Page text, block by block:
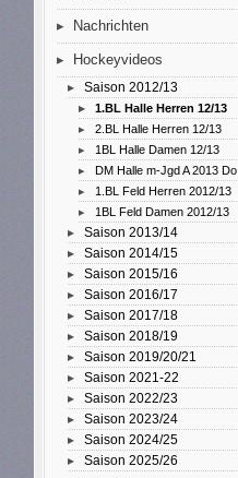
Nachrichten
Hockeyvideos
Saison 2012/13
1.BL Halle Herren 12/13
2.BL Halle Herren 12/13
1BL Halle Damen 12/13
DM Halle m-Jgd A 2013 Do
1.BL Feld Herren 2012/13
1BL Feld Damen 2012/13
Saison 2013/14
Saison 2014/15
Saison 2015/16
Saison 2016/17
Saison 2017/18
Saison 2018/19
Saison 2019/20/21
Saison 2021-22
Saison 2022/23
Saison 2023/24
Saison 2024/25
Saison 2025/26